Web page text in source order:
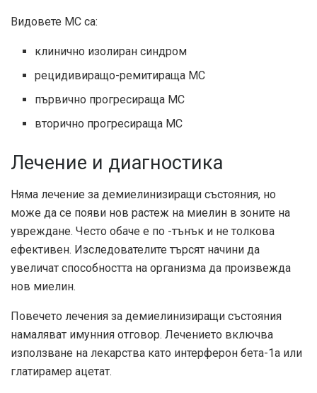
Видовете МС са:
клинично изолиран синдром
рецидивиращо-ремитираща МС
първично прогресираща МС
вторично прогресираща МС
Лечение и диагностика
Няма лечение за демиелинизиращи състояния, но
може да се появи нов растеж на миелин в зоните на
увреждане. Често обаче е по -тънък и не толкова
ефективен. Изследователите търсят начини да
увеличат способността на организма да произвежда
нов миелин.
Повечето лечения за демиелинизиращи състояния
намаляват имунния отговор. Лечението включва
използване на лекарства като интерферон бета-1а или
глатирамер ацетат.